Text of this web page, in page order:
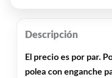
Descripción
El precio es por par.
polea con enganche